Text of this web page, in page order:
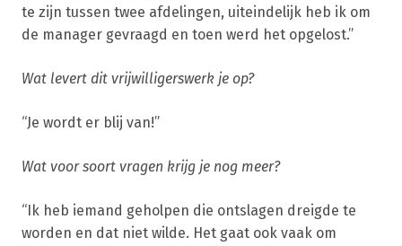
te zijn tussen twee afdelingen, uiteindelijk heb ik om
de manager gevraagd en toen werd het opgelost.”
Wat levert dit vrijwilligerswerk je op?
“Je wordt er blij van!”
Wat voor soort vragen krijg je nog meer?
“Ik heb iemand geholpen die ontslagen dreigde te
worden en dat niet wilde. Het gaat ook vaak om